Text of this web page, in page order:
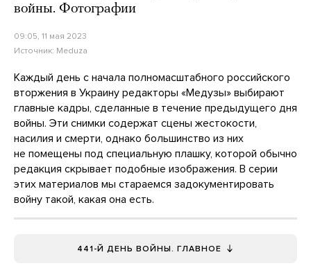
войны. Фотографии
09:05, 11 мая 2023
Источник: Meduza
Каждый день с начала полномасштабного российского
вторжения в Украину редакторы «Медузы» выбирают
главные кадры, сделанные в течение предыдущего дня
войны. Эти снимки содержат сцены жестокости,
насилия и смерти, однако большинство из них
не помещены под специальную плашку, которой обычно
редакция скрывает подобные изображения. В серии
этих материалов мы стараемся задокументировать
войну такой, какая она есть.
441-Й ДЕНЬ ВОЙНЫ. ГЛАВНОЕ